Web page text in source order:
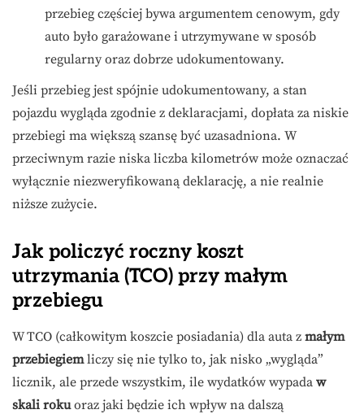
przebieg częściej bywa argumentem cenowym, gdy
auto było garażowane i utrzymywane w sposób
regularny oraz dobrze udokumentowany.
Jeśli przebieg jest spójnie udokumentowany, a stan
pojazdu wygląda zgodnie z deklaracjami, dopłata za niskie
przebiegi ma większą szansę być uzasadniona. W
przeciwnym razie niska liczba kilometrów może oznaczać
wyłącznie niezweryfikowaną deklarację, a nie realnie
niższe zużycie.
Jak policzyć roczny koszt
utrzymania (TCO) przy małym
przebiegu
W TCO (całkowitym koszcie posiadania) dla auta z małym
przebiegiemliczy się nie tylko to, jak nisko „wygląda”
licznik, ale przede wszystkim, ile wydatków wypada w
skali rokuoraz jaki będzie ich wpływ na dalszą